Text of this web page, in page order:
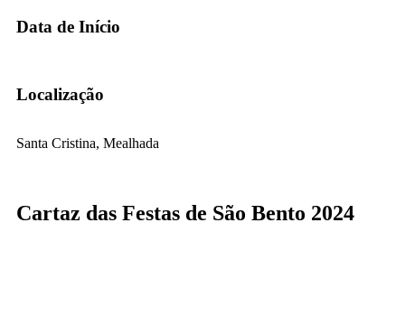
Data de Início
Localização
Santa Cristina, Mealhada
Cartaz das Festas de São Bento 2024